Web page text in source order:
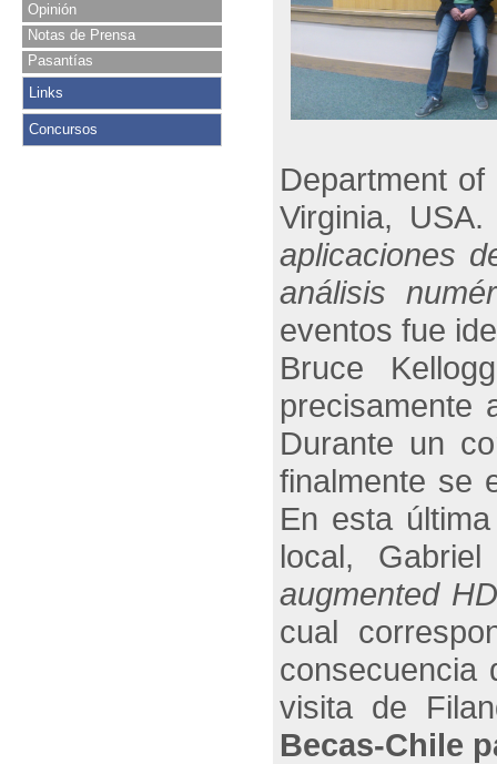
Opinión
Notas de Prensa
Pasantías
Links
Concursos
Department
Virginia,
aplicaciones
análisis
eventos fue
Bruce
Durante un
finalmente se
En esta
local,
augmented
cual
consecuencia
visita de
Becas-Chile